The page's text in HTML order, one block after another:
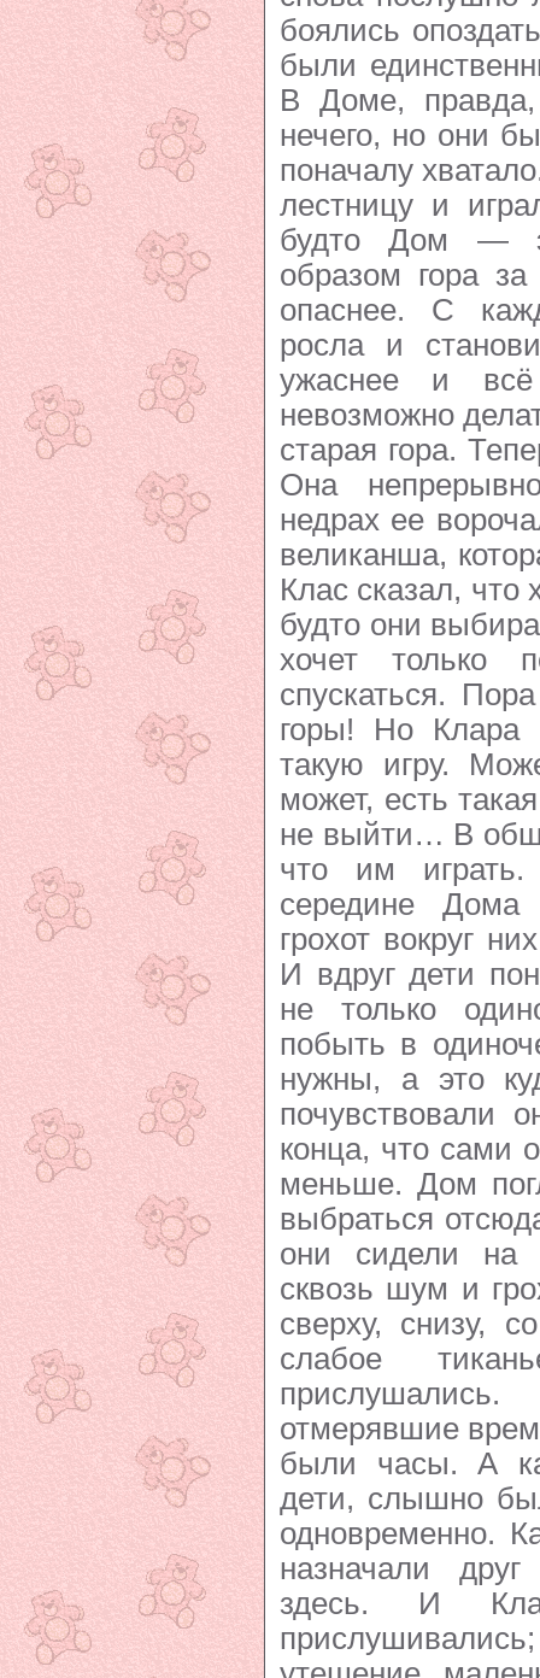
боялись
были
В Доме,
нечего, но они
поначалу
лестницу и
будто Дом —
образом гора
опаснее. С
росла и
ужаснее и
невозможно
старая гора.
Она
недрах ее
великанша,
Клас сказал, что
будто они
хочет только
спускаться.
горы! Но Клара
такую игру.
может, есть
не выйти… В
что им
середине Дома
грохот вокруг
И вдруг дети
не только
побыть в
нужны, а это
почувствовали
конца, что сами
меньше. Дом
выбраться
они сидели на
сквозь шум и
сверху, снизу,
слабое
отмерявшие
были часы. А
дети, слышно
одновременно.
назначали
здесь. И